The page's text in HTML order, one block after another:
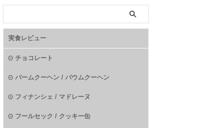
実食レビュー
チョコレート
バームクーヘン / バウムクーヘン
フィナンシェ / マドレーヌ
フールセック / クッキー缶